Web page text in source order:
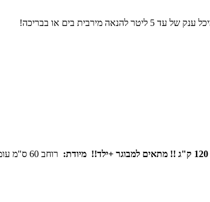
מיודת: רוחב 60 ס"מ עומק: 30 ס"מ גובה 50 ס"מ